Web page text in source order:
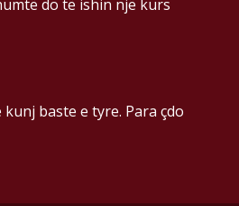
do të ishin një kurs
baste e tyre. Para çdo